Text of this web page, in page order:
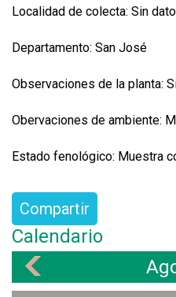
Localidad de colecta: Sin
Departamento: San José
Observaciones de la planta:
Obervaciones de ambiente:
Estado fenológico: Muestra
Compartir
Calendario